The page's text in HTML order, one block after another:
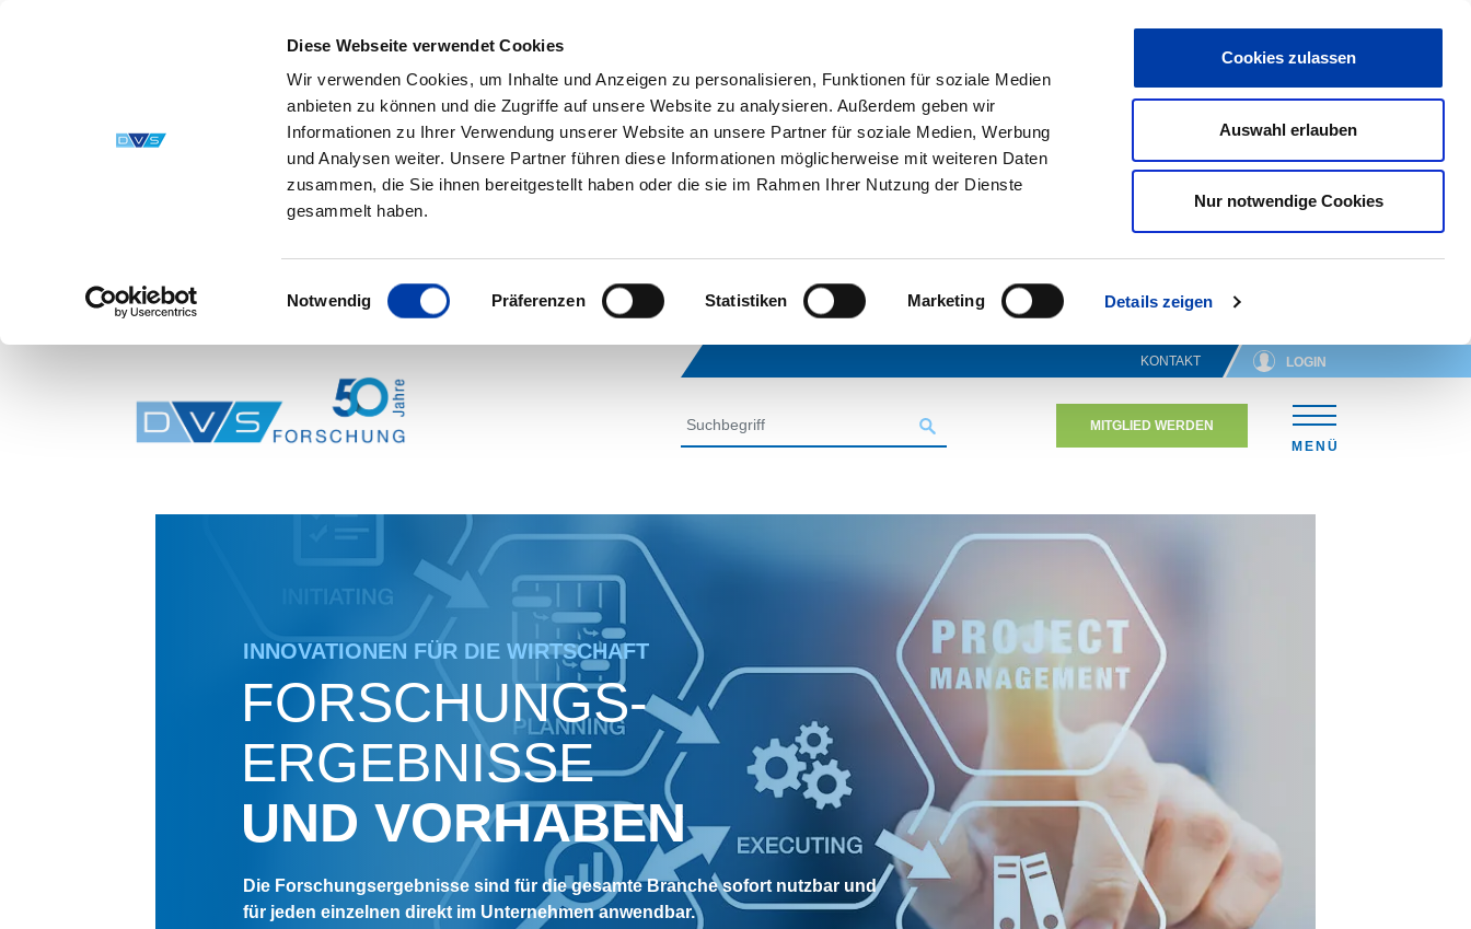
Diese Webseite verwendet Cookies
Wir verwenden Cookies, um Inhalte und Anzeigen zu personalisieren, Funktionen für soziale Medien
anbieten zu können und die Zugriffe auf unsere Website zu analysieren. Außerdem geben wir
Informationen zu Ihrer Verwendung unserer Website an unsere Partner für soziale Medien, Werbung
und Analysen weiter. Unsere Partner führen diese Informationen möglicherweise mit weiteren Daten
zusammen, die Sie ihnen bereitgestellt haben oder die sie im Rahmen Ihrer Nutzung der Dienste
gesammelt haben.
Einwilligungsauswahl
Notwendig Präferenzen Statistiken Marketing Details zeigen
Cookies zulassen
Auswahl erlauben
Nur notwendige Cookies
KONTAKT LOGIN
SUCHEN
MITGLIED WERDEN
MENÜ
INNOVATIONEN FÜR DIE WIRTSCHAFT
FORSCHUNGS­
ERGEBNISSE
UND VORHABEN
Die Forschungsergebnisse sind für die gesamte Branche sofort nutzbar und
für jeden einzelnen direkt im Unternehmen anwendbar.